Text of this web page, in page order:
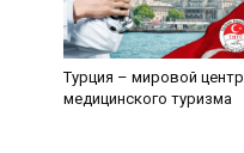
Турция – мировой центр
медицинского туризма